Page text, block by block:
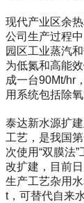
现代产业区余
公司生产过程
园区工业蒸汽
为低氮和高能
成一台90Mt/hr
用系统包括除
泰达新水源扩
工艺，是我国
次使用“双膜法
改扩建，目前
生产工艺杂用
t，可替代自来